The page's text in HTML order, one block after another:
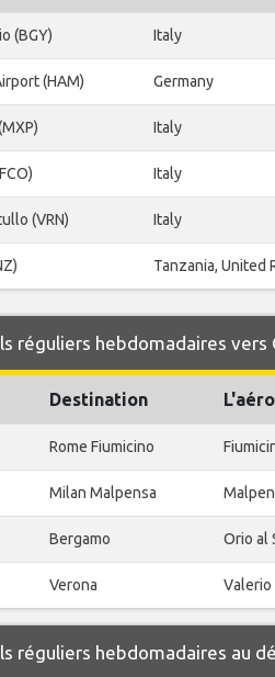
(BGY) Italy
(HAM) Germany
Italy
Italy
(VRN) Italy
Tanzania, United
réguliers hebdomadaires
Destination
Rome Fiumicino
Milan Malpensa
Bergamo Orio al
Verona Valerio
réguliers hebdomadaires au